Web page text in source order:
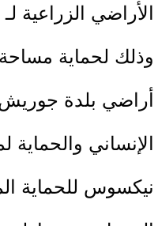
أراضي بلدة
الإنساني